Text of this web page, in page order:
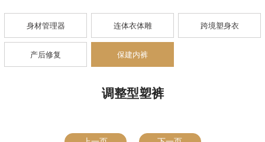
身材管理器 连体衣体雕 跨境塑身衣
产后修复 保建内裤
调整型塑裤